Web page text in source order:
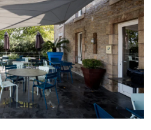
de La Trinité-sur-Mer,
souhaité équiper sa
de…